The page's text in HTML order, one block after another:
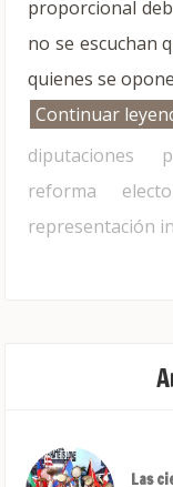
proporcional
no se escuchan
quienes se
Continuar
diputaciones
reforma
representación
Las